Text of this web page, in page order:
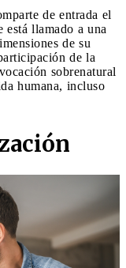
de entrada el
llamado a una
de su
de la
sobrenatural
humana, incluso